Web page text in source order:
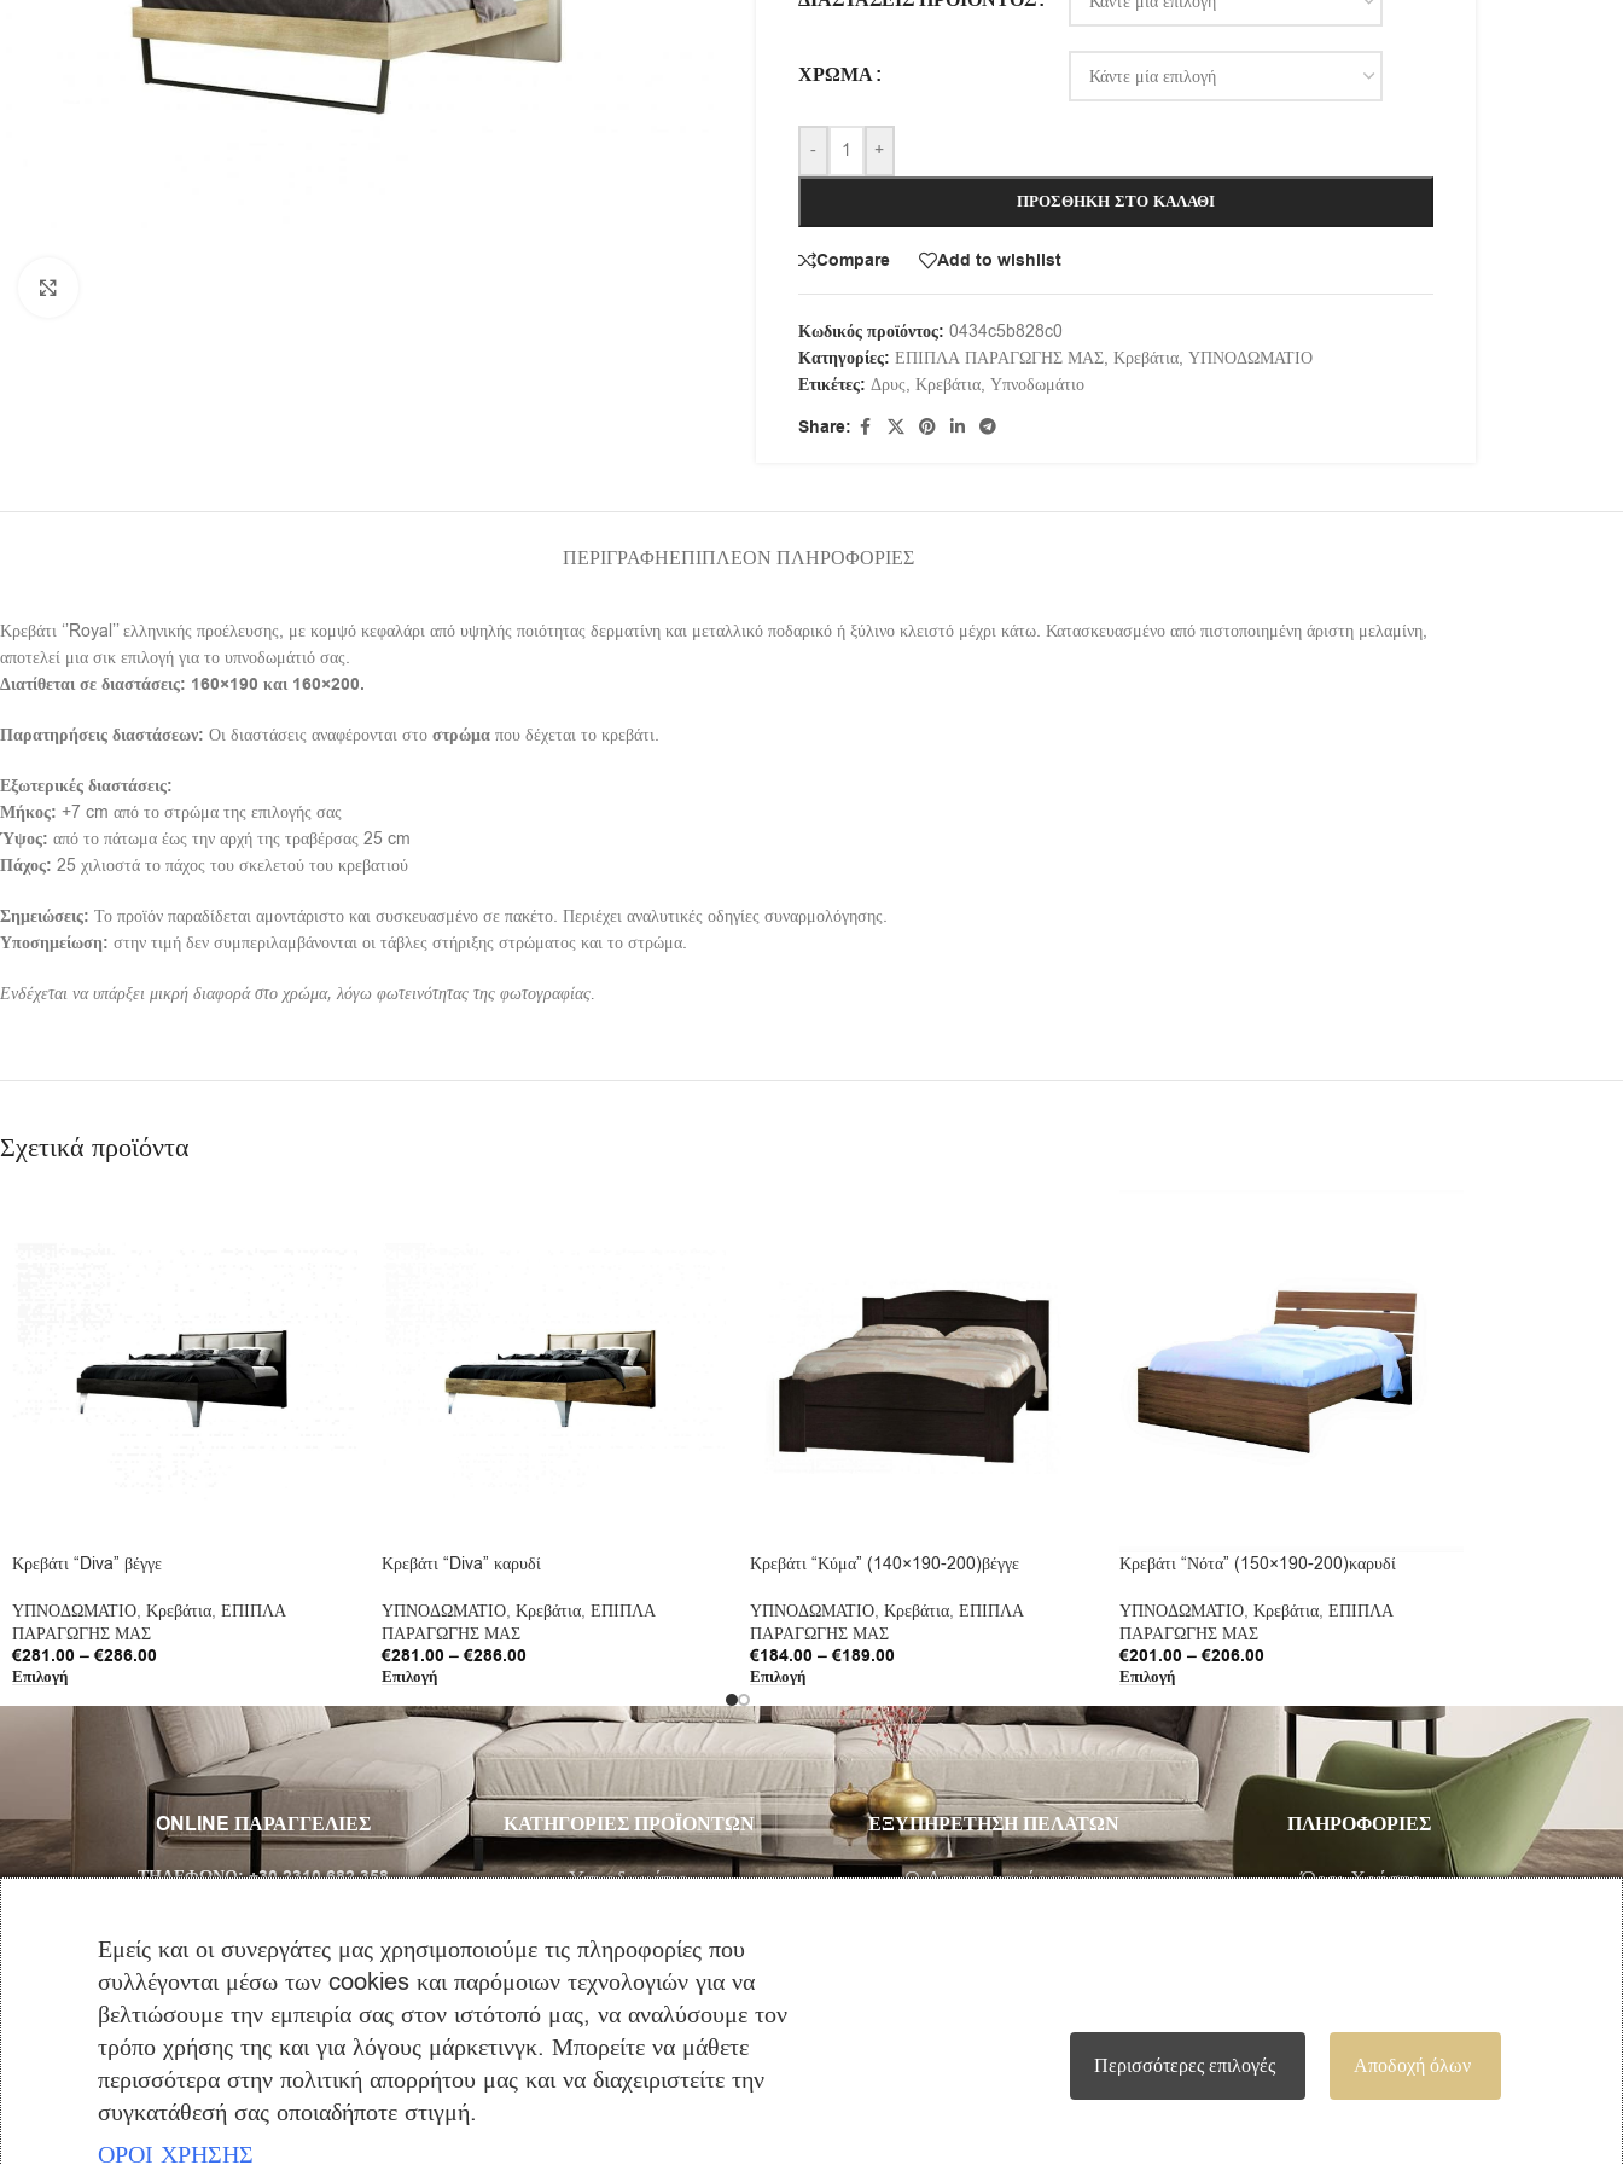
ΧΡΏΜΑ
- +
ΠΡΟΣΘΉΚΗ ΣΤΟ ΚΑΛΆΘΙ
Compare Add to wishlist
Κωδικός προϊόντος: 0434c5b828c0
Κατηγορίες: ΕΠΙΠΛΑ ΠΑΡΑΓΩΓΗΣ ΜΑΣ, Κρεβάτια, ΥΠΝΟΔΩΜΑΤΙΟ
Ετικέτες: Δρυς, Κρεβάτια, Υπνοδωμάτιο
Share:
ΠΕΡΙΓΡΑΦΉΕΠΙΠΛΈΟΝ ΠΛΗΡΟΦΟΡΊΕΣ
Κρεβάτι ‘’Royal’’ ελληνικής προέλευσης, με κομψό κεφαλάρι από υψηλής ποιότητας δερματίνη και μεταλλικό ποδαρικό ή ξύλινο κλειστό μέχρι κάτω. Κατασκευασμένο από πιστοποιημένη άριστη μελαμίνη,
αποτελεί μια σικ επιλογή για το υπνοδωμάτιό σας.
Διατίθεται σε διαστάσεις: 160×190 και 160×200.
Παρατηρήσεις διαστάσεων: Οι διαστάσεις αναφέρονται στο στρώμα που δέχεται το κρεβάτι.
Εξωτερικές διαστάσεις:
Μήκος: +7 cm από το στρώμα της επιλογής σας
Ύψος: από το πάτωμα έως την αρχή της τραβέρσας 25 cm
Πάχος: 25 χιλιοστά το πάχος του σκελετού του κρεβατιού
Σημειώσεις: Το προϊόν παραδίδεται αμοντάριστο και συσκευασμένο σε πακέτο. Περιέχει αναλυτικές οδηγίες συναρμολόγησης.
Υποσημείωση: στην τιμή δεν συμπεριλαμβάνονται οι τάβλες στήριξης στρώματος και το στρώμα.
Ενδέχεται να υπάρξει μικρή διαφορά στο χρώμα, λόγω φωτεινότητας της φωτογραφίας.
Σχετικά προϊόντα
Κρεβάτι “Diva” βέγγε
ΥΠΝΟΔΩΜΑΤΙΟ, Κρεβάτια, ΕΠΙΠΛΑ
ΠΑΡΑΓΩΓΗΣ ΜΑΣ
€281.00 – €286.00
Επιλογή
Κρεβάτι “Diva” καρυδί
ΥΠΝΟΔΩΜΑΤΙΟ, Κρεβάτια, ΕΠΙΠΛΑ
ΠΑΡΑΓΩΓΗΣ ΜΑΣ
€281.00 – €286.00
Επιλογή
Κρεβάτι “Κύμα” (140×190-200)βέγγε
ΥΠΝΟΔΩΜΑΤΙΟ, Κρεβάτια, ΕΠΙΠΛΑ
ΠΑΡΑΓΩΓΗΣ ΜΑΣ
€184.00 – €189.00
Επιλογή
Κρεβάτι “Νότα” (150×190-200)καρυδί
ΥΠΝΟΔΩΜΑΤΙΟ, Κρεβάτια, ΕΠΙΠΛΑ
ΠΑΡΑΓΩΓΗΣ ΜΑΣ
€201.00 – €206.00
Επιλογή
ONLINE ΠΑΡΑΓΓΕΛΙΕΣ
ΤΗΛΈΦΩΝΟ:+30 2310 682 358
ΤΗΛ/ΚΗ ΕΞΥΠΗΡΕΤΗΣΗ
ΔΕΥ-ΠΑΡ: 09:00 – 16:00
ΚΑΤΗΓΟΡΙΕΣ ΠΡΟΪΟΝΤΩΝ
Υπνοδωμάτιο
Παιδικό Δωμάτιο
Στρώματα
Προσφορές
ΕΞΥΠΗΡΕΤΗΣΗ ΠΕΛΑΤΩΝ
Ο Λογαριασμός μου
ΠΛΗΡΟΦΟΡΙΕΣ
Όροι Χρήσης
Εμείς και οι συνεργάτες μας χρησιμοποιούμε τις πληροφορίες που
συλλέγονται μέσω των cookies και παρόμοιων τεχνολογιών για να
βελτιώσουμε την εμπειρία σας στον ιστότοπό μας, να αναλύσουμε τον
τρόπο χρήσης της και για λόγους μάρκετινγκ. Μπορείτε να μάθετε
περισσότερα στην πολιτική απορρήτου μας και να διαχειριστείτε την
συγκατάθεσή σας οποιαδήποτε στιγμή.
ΟΡΟΙ ΧΡΗΣΗΣ
Περισσότερες επιλογές Αποδοχή όλων